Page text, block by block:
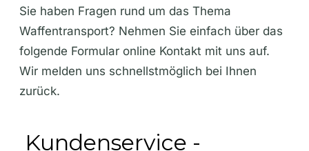
Sie haben Fragen rund um das Thema
Waffentransport? Nehmen Sie einfach über das
folgende Formular online Kontakt mit uns auf.
Wir melden uns schnellstmöglich bei Ihnen
zurück.